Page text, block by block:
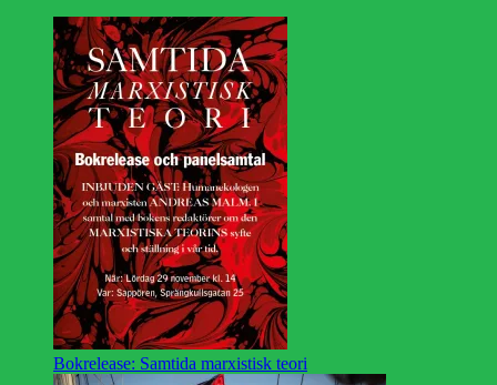
Bokrelease: Samtida marxistisk teori